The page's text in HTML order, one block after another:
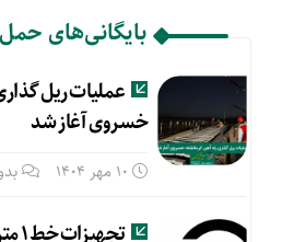
بایگانی‌های
عملیات ریل
خسروی آغاز شد
10 مهر 1404
تجهیزات خط ۱ مترو تبریز